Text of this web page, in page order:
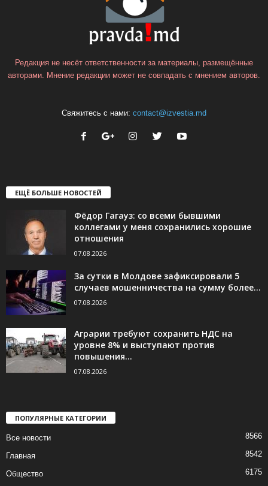
Редакция не несёт ответственности за материалы, размещённые
авторами. Мнение редакции может не совпадать с мнением авторов.
Свяжитесь с нами: contact@izvestia.md
ЕЩЁ БОЛЬШЕ НОВОСТЕЙ
Фёдор Гагауз: со всеми бывшими
коллегами у меня сохранились хорошие
отношения
07.08.2026
За сутки в Молдове зафиксировали 5
случаев мошенничества на сумму более...
07.08.2026
Аграрии требуют сохранить НДС на
уровне 8% и выступают против
повышения...
07.08.2026
ПОПУЛЯРНЫЕ КАТЕГОРИИ
Все новости 8566
Главная 8542
Общество
6175